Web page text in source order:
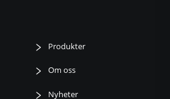
Produkter
Om oss
Nyheter